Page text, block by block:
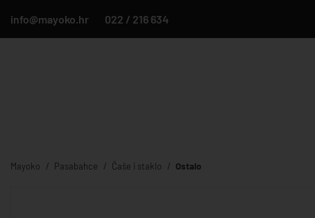
info@mayoko.hr 022 / 216 634
Mayoko Pasabahce Čaše i staklo Ostalo